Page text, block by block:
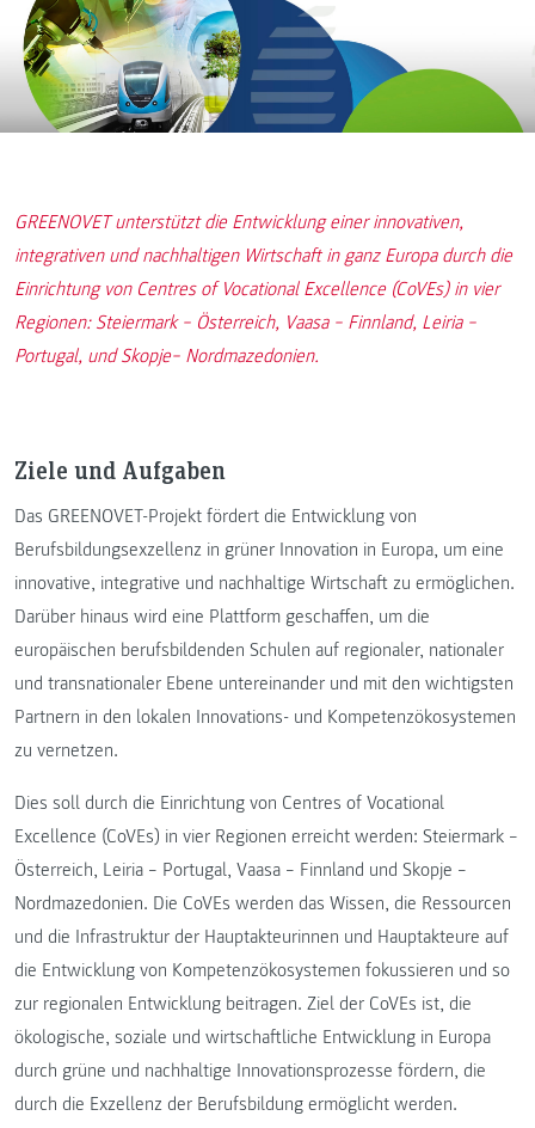
GREENOVET unterstützt die Entwicklung einer innovativen,
integrativen und nachhaltigen Wirtschaft in ganz Europa durch die
Einrichtung von Centres of Vocational Excellence (CoVEs) in vier
Regionen: Steiermark − Österreich, Vaasa − Finnland, Leiria −
Portugal, und Skopje− Nordmazedonien.
Ziele und Aufgaben
Das GREENOVET-Projekt fördert die Entwicklung von
Berufsbildungsexzellenz in grüner Innovation in Europa, um eine
innovative, integrative und nachhaltige Wirtschaft zu ermöglichen.
Darüber hinaus wird eine Plattform geschaffen, um die
europäischen berufsbildenden Schulen auf regionaler, nationaler
und transnationaler Ebene untereinander und mit den wichtigsten
Partnern in den lokalen Innovations- und Kompetenzökosystemen
zu vernetzen.
Dies soll durch die Einrichtung von Centres of Vocational
Excellence (CoVEs) in vier Regionen erreicht werden: Steiermark −
Österreich, Leiria − Portugal, Vaasa − Finnland und Skopje −
Nordmazedonien. Die CoVEs werden das Wissen, die Ressourcen
und die Infrastruktur der Hauptakteurinnen und Hauptakteure auf
die Entwicklung von Kompetenzökosystemen fokussieren und so
zur regionalen Entwicklung beitragen. Ziel der CoVEs ist, die
ökologische, soziale und wirtschaftliche Entwicklung in Europa
durch grüne und nachhaltige Innovationsprozesse fördern, die
durch die Exzellenz der Berufsbildung ermöglicht werden.